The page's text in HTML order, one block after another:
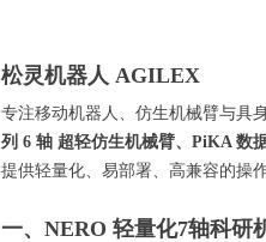
松灵机器人 AGILEX
专注移动机器人、仿生机械臂与具
列 6 轴 超轻仿生机械臂、PiKA 数
提供轻量化、易部署、高兼容的操
一、NERO 轻量化7轴科研